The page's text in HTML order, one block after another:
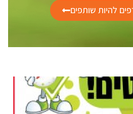
להיות שותפים